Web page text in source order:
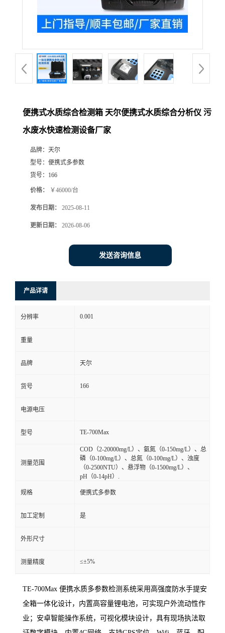
便携式水质综合检测箱 天尔便携式水质综合分析仪 污
水废水快速检测设备厂家
品牌： 天尔
型号： 便携式多参数
货号： 166
价格： ￥46000/台
发布日期： 2025-08-11
更新日期： 2026-08-06
发送咨询信息
产品详请
分辨率 0.001
重量
品牌 天尔
货号 166
电源电压
型号 TE-700Max
测量范围
COD（2-20000mg/L）、氨氮（0-150mg/L）、总
磷（0-100mg/L）、总氮（0-100mg/L）、浊度
（0-2500NTU）、悬浮物（0-1500mg/L）、
pH（0-14pH）.
规格 便携式多参数
加工定制 是
外形尺寸
测量精度 ≤±5%
TE-700Max 便携水质多参数检测系统采用高强度防水手提安
全箱一体化设计， 内置高容量锂电池，可实现户外流动性作
业； 安卓智能操作系统，可视化模块设计，具有现场执法取